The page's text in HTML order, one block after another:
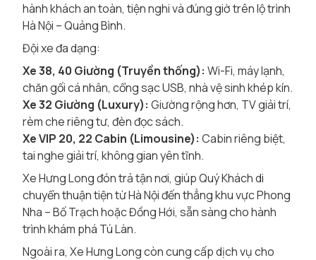
hành khách an toàn, tiện nghi và đúng giờ trên lộ trình
Hà Nội – Quảng Bình.
Đội xe đa dạng:
Xe 38, 40 Giường (Truyền thống): Wi-Fi, máy lạnh,
chăn gối cá nhân, cổng sạc USB, nhà vệ sinh khép kín.
Xe 32 Giường (Luxury): Giường rộng hơn, TV giải trí,
rèm che riêng tư, đèn đọc sách.
Xe VIP 20, 22 Cabin (Limousine): Cabin riêng biệt,
tai nghe giải trí, không gian yên tĩnh.
Xe Hưng Long đón trả tận nơi, giúp Quý Khách di
chuyển thuận tiện từ Hà Nội đến thẳng khu vực Phong
Nha – Bố Trạch hoặc Đồng Hới, sẵn sàng cho hành
trình khám phá Tú Làn.
Ngoài ra, Xe Hưng Long còn cung cấp dịch vụ cho